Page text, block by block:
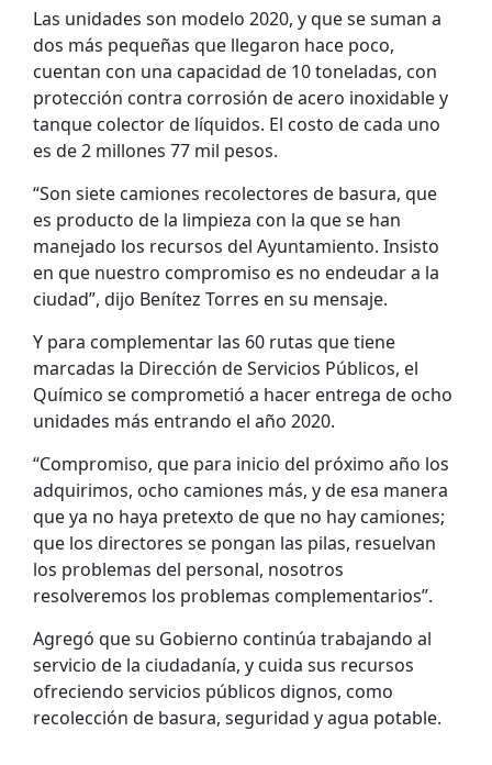
Las unidades son modelo 2020, y que se suman a
dos más pequeñas que llegaron hace poco,
cuentan con una capacidad de 10 toneladas, con
protección contra corrosión de acero inoxidable y
tanque colector de líquidos. El costo de cada uno
es de 2 millones 77 mil pesos.
“Son siete camiones recolectores de basura, que
es producto de la limpieza con la que se han
manejado los recursos del Ayuntamiento. Insisto
en que nuestro compromiso es no endeudar a la
ciudad”, dijo Benítez Torres en su mensaje.
Y para complementar las 60 rutas que tiene
marcadas la Dirección de Servicios Públicos, el
Químico se comprometió a hacer entrega de ocho
unidades más entrando el año 2020.
“Compromiso, que para inicio del próximo año los
adquirimos, ocho camiones más, y de esa manera
que ya no haya pretexto de que no hay camiones;
que los directores se pongan las pilas, resuelvan
los problemas del personal, nosotros
resolveremos los problemas complementarios”.
Agregó que su Gobierno continúa trabajando al
servicio de la ciudadanía, y cuida sus recursos
ofreciendo servicios públicos dignos, como
recolección de basura, seguridad y agua potable.